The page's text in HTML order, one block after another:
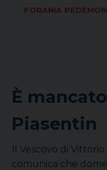
FORANIA
È
Piasentin
Il Vescovo di
comunica che